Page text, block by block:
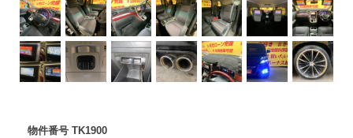
物件番号 TK1900